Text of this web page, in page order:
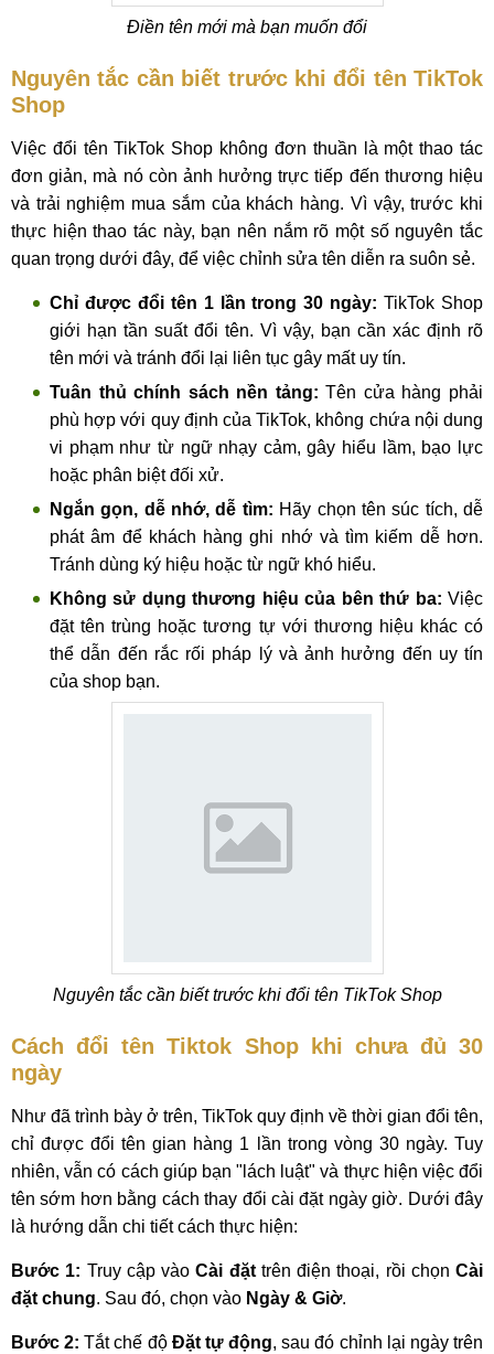
Điền tên mới mà bạn muốn đổi
Nguyên tắc cần biết trước khi đổi tên TikTok
Shop
Việc đổi tên TikTok Shop không đơn thuần là một thao tác
đơn giản, mà nó còn ảnh hưởng trực tiếp đến thương hiệu
và trải nghiệm mua sắm của khách hàng. Vì vậy, trước khi
thực hiện thao tác này, bạn nên nắm rõ một số nguyên tắc
quan trọng dưới đây, để việc chỉnh sửa tên diễn ra suôn sẻ.
Chỉ được đổi tên 1 lần trong 30 ngày: TikTok Shop
giới hạn tần suất đổi tên. Vì vậy, bạn cần xác định rõ
tên mới và tránh đổi lại liên tục gây mất uy tín.
Tuân thủ chính sách nền tảng: Tên cửa hàng phải
phù hợp với quy định của TikTok, không chứa nội dung
vi phạm như từ ngữ nhạy cảm, gây hiểu lầm, bạo lực
hoặc phân biệt đối xử.
Ngắn gọn, dễ nhớ, dễ tìm: Hãy chọn tên súc tích, dễ
phát âm để khách hàng ghi nhớ và tìm kiếm dễ hơn.
Tránh dùng ký hiệu hoặc từ ngữ khó hiểu.
Không sử dụng thương hiệu của bên thứ ba: Việc
đặt tên trùng hoặc tương tự với thương hiệu khác có
thể dẫn đến rắc rối pháp lý và ảnh hưởng đến uy tín
của shop bạn.
Nguyên tắc cần biết trước khi đổi tên TikTok Shop
Cách đổi tên Tiktok Shop khi chưa đủ 30
ngày
Như đã trình bày ở trên, TikTok quy định về thời gian đổi tên,
chỉ được đổi tên gian hàng 1 lần trong vòng 30 ngày. Tuy
nhiên, vẫn có cách giúp bạn "lách luật" và thực hiện việc đổi
tên sớm hơn bằng cách thay đổi cài đặt ngày giờ. Dưới đây
là hướng dẫn chi tiết cách thực hiện:
Bước 1: Truy cập vàoCài đặttrên điện thoại, rồi chọn Cài
đặt chung. Sau đó, chọn vào Ngày & Giờ.
Bước 2: Tắt chế độ Đặt tự động, sau đó chỉnh lại ngày trên